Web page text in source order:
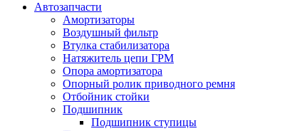
Автозапчасти
Амортизаторы
Воздушный фильтр
Втулка стабилизатора
Натяжитель цепи ГРМ
Опора амортизатора
Опорный ролик приводного ремня
Отбойник стойки
Подшипник
Подшипник ступицы